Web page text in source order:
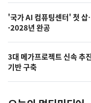
오
늘
의
사
진
'국가 AI 컴퓨팅센터' 첫
·2028년 완공
3대 메가프로젝트 신속 추
기반 구축